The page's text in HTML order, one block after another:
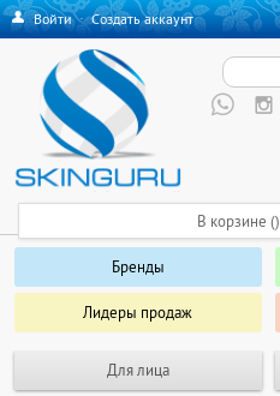
Войти·Создать аккаунт
Бренды
Лидеры продаж
Для лица
В корзине ()